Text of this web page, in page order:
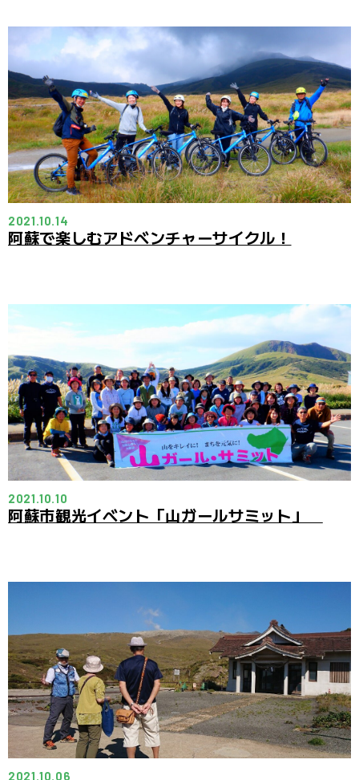
2021.10.14
阿蘇で楽しむアドベンチャーサイクル！
2021.10.10
阿蘇市観光イベント「山ガールサミット」
2021.10.06